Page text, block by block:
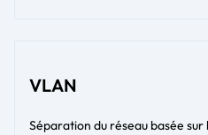
VLAN
Séparation du réseau basée